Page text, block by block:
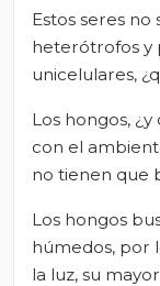
Estos seres no
heterótrofos y
unicelulares,
Los hongos,
con el
no tienen que
Los hongos
húmedos, por
la luz, su